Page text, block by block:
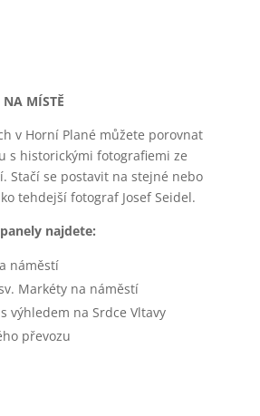
MÍSTĚ
v Horní Plané můžete porovnat
s historickými fotografiemi ze
Stačí se postavit na stejné nebo
tehdejší fotograf Josef Seidel.
najdete:
náměstí
Markéty na náměstí
výhledem na Srdce Vltavy
převozu